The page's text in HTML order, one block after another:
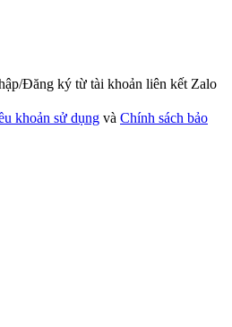
Đăng ký từ tài khoản liên kết Zalo
khoản sử dụng và Chính sách bảo